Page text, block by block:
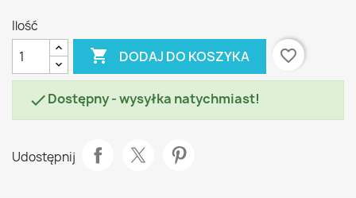
Ilość
 DODAJ DO KOSZYKA favorite_border
Dostępny - wysyłka natychmiast!
Udostępnij